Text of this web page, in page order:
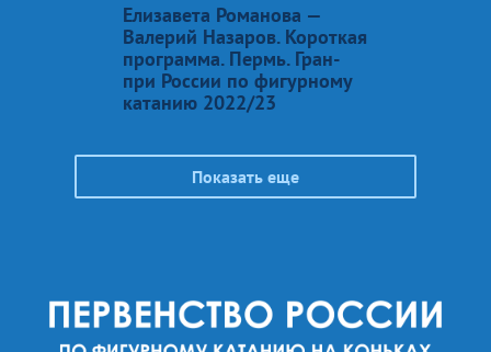
Елизавета Романова —
Валерий Назаров. Короткая
программа. Пермь. Гран-
при России по фигурному
катанию 2022/23
Показать еще